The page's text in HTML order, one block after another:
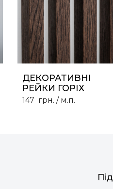
ДЕКОРАТИВНІ
РЕЙКИ ГОРІХ
147 грн. / м.п.